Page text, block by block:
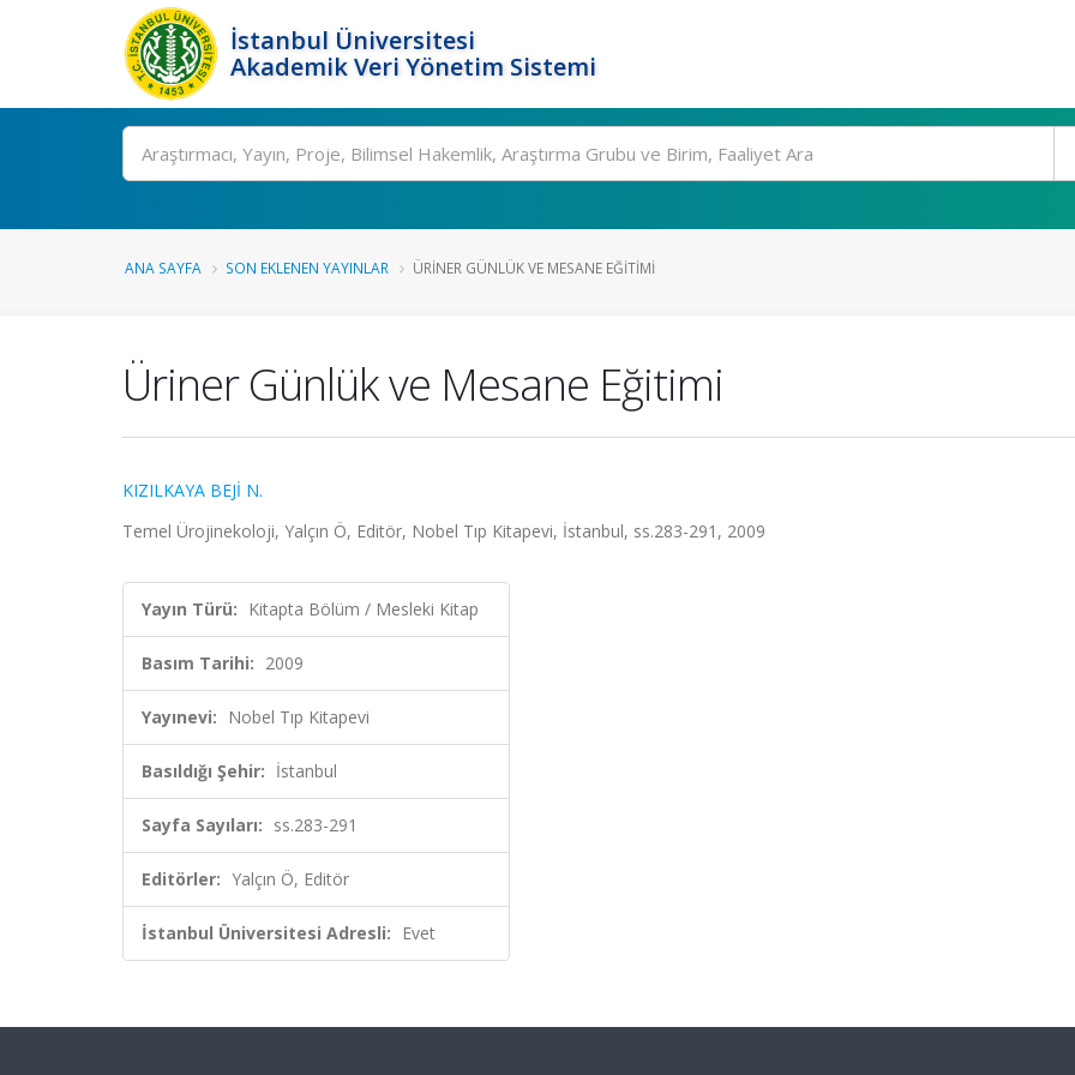
İstanbul Üniversitesi
Akademik Veri Yönetim Sistemi
Ara
ANA SAYFA SON EKLENEN YAYINLAR ÜRINER GÜNLÜK VE MESANE EĞITIMI
Üriner Günlük ve Mesane Eğitimi
KIZILKAYA BEJİ N.
Temel Ürojinekoloji, Yalçın Ö, Editör, Nobel Tıp Kitapevi, İstanbul, ss.283-291, 2009
Yayın Türü: Kitapta Bölüm / Mesleki Kitap
Basım Tarihi: 2009
Yayınevi: Nobel Tıp Kitapevi
Basıldığı Şehir: İstanbul
Sayfa Sayıları: ss.283-291
Editörler: Yalçın Ö, Editör
İstanbul Üniversitesi Adresli: Evet